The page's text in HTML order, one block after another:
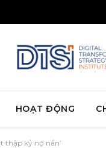
HOẠT ĐỘNG
thập kỷ nợ nần’